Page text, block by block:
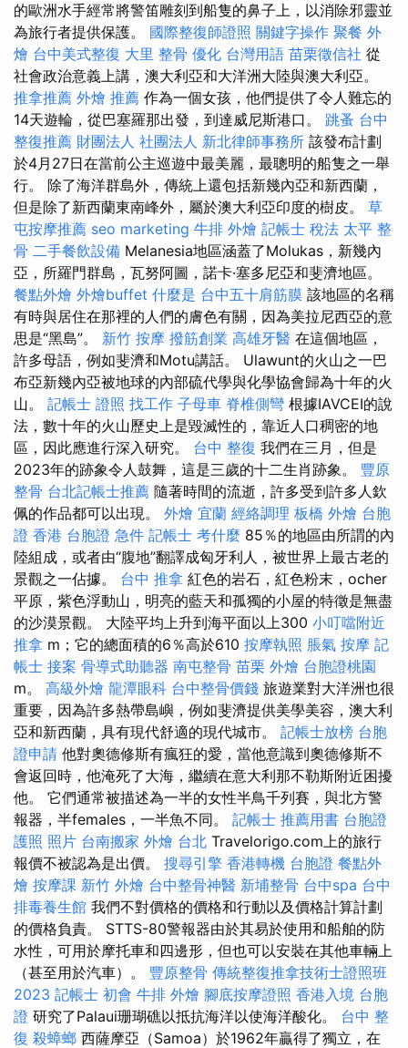
的歐洲水手經常將警笛雕刻到船隻的鼻子上，以消除邪靈並
為旅行者提供保護。 國際整復師證照 關鍵字操作 聚餐 外
燴 台中美式整復 大里 整骨 優化 台灣用語 苗栗徵信社 從
社會政治意義上講，澳大利亞和大洋洲大陸與澳大利亞。
推拿推薦 外燴 推薦 作為一個女孩，他們提供了令人難忘的
14天遊輪，從巴塞羅那出發，到達威尼斯港口。 跳蚤 台中
整復推薦 財團法人 社團法人 新北律師事務所 該發布計劃
於4月27日在當前公主巡遊中最美麗，最聰明的船隻之一舉
行。 除了海洋群島外，傳統上還包括新幾內亞和新西蘭，
但是除了新西蘭東南峰外，屬於澳大利亞印度的樹皮。 草
屯按摩推薦 seo marketing 牛排 外燴 記帳士 稅法 太平 整
骨 二手餐飲設備 Melanesia地區涵蓋了Molukas，新幾內
亞，所羅門群島，瓦努阿圖，諾卡·塞多尼亞和斐濟地區。
餐點外燴 外燴buffet 什麼是 台中五十肩筋膜 該地區的名稱
有時與居住在那裡的人們的膚色有關，因為美拉尼西亞的意
思是“黑島”。 新竹 按摩 撥筋創業 高雄牙醫 在這個地區，
許多母語，例如斐濟和Motu講話。 Ulawunt的火山之一巴
布亞新幾內亞被地球的內部硫代學與化學協會歸為十年的火
山。 記帳士 證照 找工作 子母車 脊椎側彎 根據IAVCEI的說
法，數十年的火山歷史上是毀滅性的，靠近人口稠密的地
區，因此應進行深入研究。 台中 整復 我們在三月，但是
2023年的跡象令人鼓舞，這是三歲的十二生肖跡象。 豐原
整骨 台北記帳士推薦 隨著時間的流逝，許多受到許多人欽
佩的作品都可以出現。 外燴 宜蘭 經絡調理 板橋 外燴 台胞
證 香港 台胞證 急件 記帳士 考什麼 85％的地區由所謂的內
陸組成，或者由“腹地”翻譯成匈牙利人，被世界上最古老的
景觀之一佔據。 台中 推拿 紅色的岩石，紅色粉末，ocher
平原，紫色浮動山，明亮的藍天和孤獨的小屋的特徵是無盡
的沙漠景觀。 大陸平均上升到海平面以上300 小叮噹附近
推拿 m；它的總面積的6％高於610 按摩執照 脹氣 按摩 記
帳士 接案 骨導式助聽器 南屯整骨 苗栗 外燴 台胞證桃園
m。 高級外燴 龍潭眼科 台中整骨價錢 旅遊業對大洋洲也很
重要，因為許多熱帶島嶼，例如斐濟提供美學美容，澳大利
亞和新西蘭，具有現代舒適的現代城市。 記帳士放榜 台胞
證申請 他對奧德修斯有瘋狂的愛，當他意識到奧德修斯不
會返回時，他淹死了大海，繼續在意大利那不勒斯附近困擾
他。 它們通常被描述為一半的女性半鳥千列賽，與北方警
報器，半females，一半魚不同。 記帳士 推薦用書 台胞證
護照 照片 台南搬家 外燴 台北 Travelorigo.com上的旅行
報價不被認為是出價。 搜尋引擎 香港轉機 台胞證 餐點外
燴 按摩課 新竹 外燴 台中整骨神醫 新埔整骨 台中spa 台中
排毒養生館 我們不對價格的價格和行動以及價格計算計劃
的價格負責。 STTS-80警報器由於其易於使用和船舶的防
水性，可用於摩托車和四邊形，但也可以安裝在其他車輛上
（甚至用於汽車）。 豐原整骨 傳統整復推拿技術士證照班
2023 記帳士 初會 牛排 外燴 腳底按摩證照 香港入境 台胞
證 研究了Palaui珊瑚礁以抵抗海洋以使海洋酸化。 台中 整
復 殺蟑螂 西薩摩亞（Samoa）於1962年贏得了獨立，在